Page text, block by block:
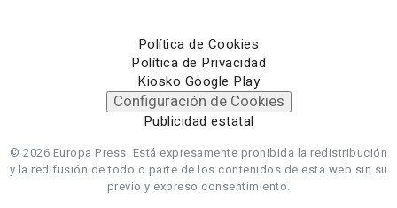
Política de Cookies
Política de Privacidad
Kiosko Google Play
Configuración de Cookies
Publicidad estatal
© 2026 Europa Press. Está expresamente prohibida la redistribución
y la redifusión de todo o parte de los contenidos de esta web sin su
previo y expreso consentimiento.